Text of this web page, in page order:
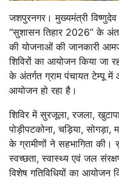
जशपुरनगर।मुख्यमंत्री
“सुशासन तिहार 2026” के
की योजनाओं की जानकारी
शिविरों का आयोजन किया जा
के अंतर्गत ग्राम पंचायत टेम्पू
आयोजन हो रहा है।
शिविर में सुरजूला, रजला,
पोड़ीपटकोना, चड़िया, सोगड़ा,
के ग्रामीणों ने सहभागिता की।
स्वच्छता, स्वास्थ्य एवं जल
विशेष गतिविधियों का आयोजन